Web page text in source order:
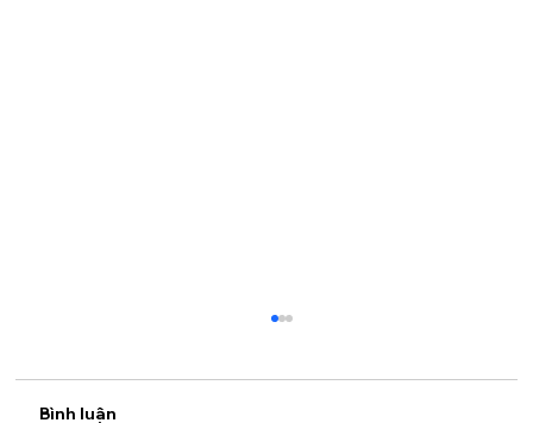
Bình luận